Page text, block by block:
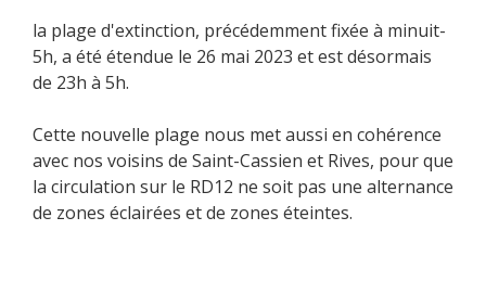
la plage d'extinction, précédemment fixée à minuit-
5h, a été étendue le 26 mai 2023 et est désormais
de 23h à 5h.
Cette nouvelle plage nous met aussi en cohérence
avec nos voisins de Saint-Cassien et Rives, pour que
la circulation sur le RD12 ne soit pas une alternance
de zones éclairées et de zones éteintes.